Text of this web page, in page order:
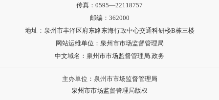
传真：0595—22118757
邮编：362000
地址：泉州市丰泽区府东路东海行政中心交通科研楼B栋三楼
网站运维单位：泉州市市场监督管理局
中文域名：泉州市市场监督管理局.政务
主办单位：泉州市市场监督管理局
泉州市市场监督管理局版权